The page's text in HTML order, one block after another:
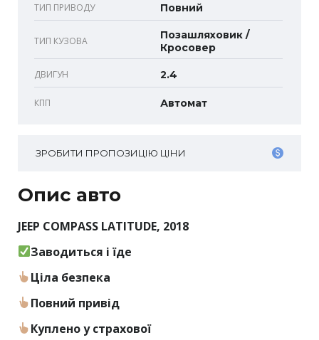
ТИП ПРИВОДУ Повний
ТИП КУЗОВА
Позашляховик /
Кросовер
ДВИГУН 2.4
КПП Автомат
ЗРОБИТИ ПРОПОЗИЦІЮ ЦІНИ
Опис авто
JEEP COMPASS LATITUDE, 2018
Заводиться і їде
Ціла безпека
Повний привід
Куплено у страхової